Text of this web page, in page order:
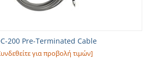
200 Pre-Terminated Cable
για προβολή τιμών]